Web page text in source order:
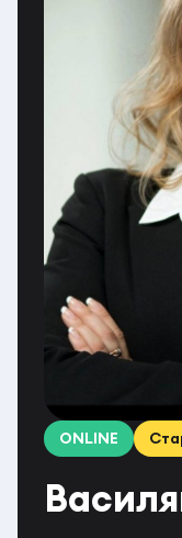
ONLINE